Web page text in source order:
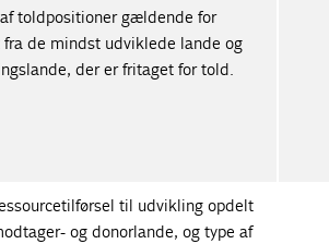
toldpositioner gældende for
fra de mindst udviklede lande og
der er fritaget for told.
til udvikling opdelt
og donorlande, og type af